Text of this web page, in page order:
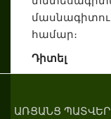
համար։
Դիտել
ԱՌՑԱՆՑ ՊԱՏՎԵՐ